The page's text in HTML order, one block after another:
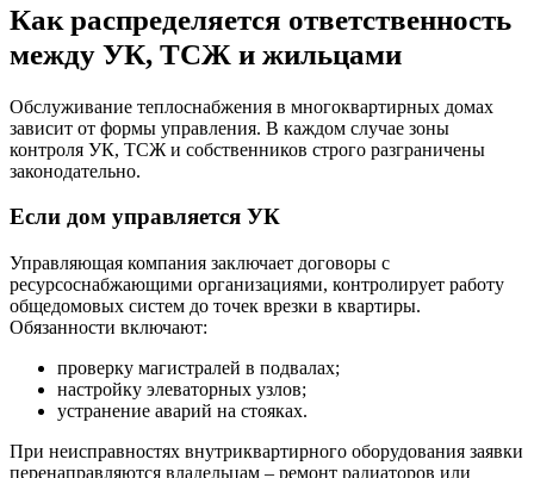
Как распределяется ответственность
между УК, ТСЖ и жильцами
Обслуживание теплоснабжения в многоквартирных домах
зависит от формы управления. В каждом случае зоны
контроля УК, ТСЖ и собственников строго разграничены
законодательно.
Если дом управляется УК
Управляющая компания заключает договоры с
ресурсоснабжающими организациями, контролирует работу
общедомовых систем до точек врезки в квартиры.
Обязанности включают:
проверку магистралей в подвалах;
настройку элеваторных узлов;
устранение аварий на стояках.
При неисправностях внутриквартирного оборудования заявки
перенаправляются владельцам – ремонт радиаторов или